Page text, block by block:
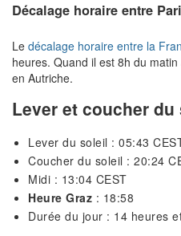
Décalage horaire entre
Le décalage horaire entre la
heures. Quand il est 8h du
en Autriche.
Lever et coucher du
Lever du soleil : 05:43
Coucher du soleil : 20:24
Midi : 13:04 CEST
Heure Graz : 18:58
Durée du jour : 14 heures